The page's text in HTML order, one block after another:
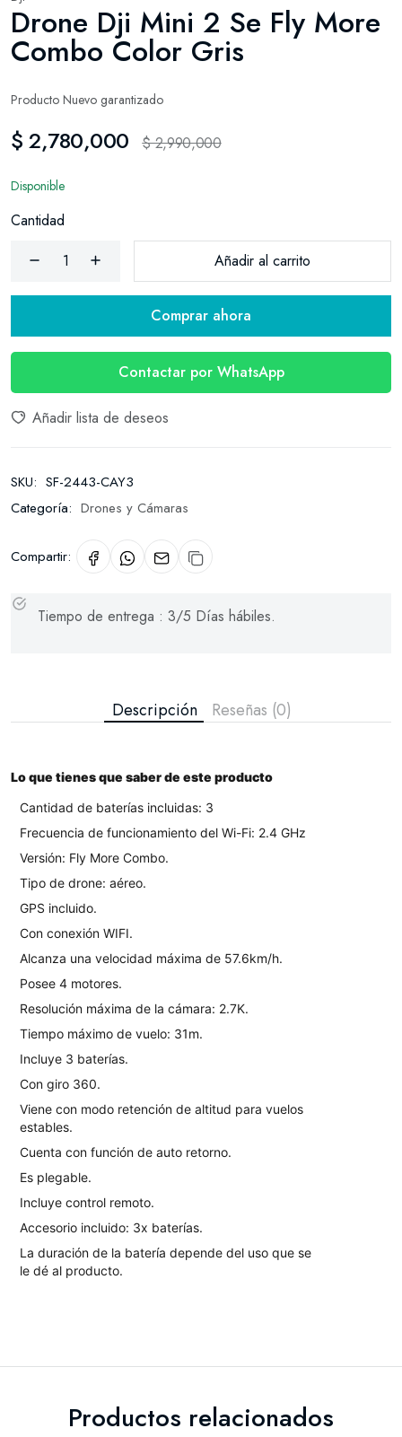
Drone Dji Mini 2 Se Fly More
Combo Color Gris
Producto Nuevo garantizado
$ 2,780,000 $ 2,990,000
Disponible
Cantidad
Añadir al carrito
Comprar ahora
Contactar por WhatsApp
Añadir lista de deseos
SKU: SF-2443-CAY3
Categoría: Drones y Cámaras
Compartir:
Tiempo de entrega : 3/5 Días hábiles.
Descripción Reseñas (0)
Lo que tienes que saber de este producto
Cantidad de baterías incluidas: 3
Frecuencia de funcionamiento del Wi-Fi: 2.4 GHz
Versión: Fly More Combo.
Tipo de drone: aéreo.
GPS incluido.
Con conexión WIFI.
Alcanza una velocidad máxima de 57.6km/h.
Posee 4 motores.
Resolución máxima de la cámara: 2.7K.
Tiempo máximo de vuelo: 31m.
Incluye 3 baterías.
Con giro 360.
Viene con modo retención de altitud para vuelos
estables.
Cuenta con función de auto retorno.
Es plegable.
Incluye control remoto.
Accesorio incluido: 3x baterías.
La duración de la batería depende del uso que se
le dé al producto.
Productos relacionados